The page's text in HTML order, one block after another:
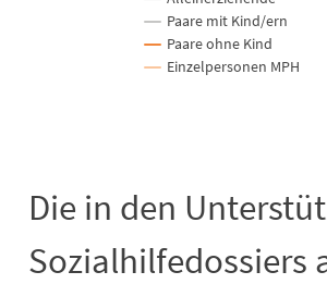
Paare mit Kind/ern
Paare ohne Kind
Einzelpersonen MPH
Die in den
Sozialhilfedossiers